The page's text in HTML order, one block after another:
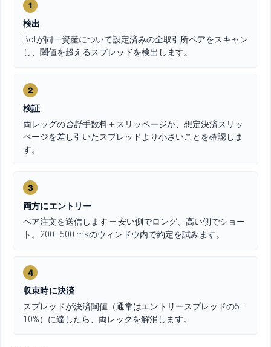
1
検出
Botが同一資産について設定済みの全取引所ペアをスキャン
し、閾値を超えるスプレッドを検出します。
2
検証
両レッグの合計手数料 + スリッページが、想定決済スリッ
ページを差し引いたスプレッドより小さいことを確認しま
す。
3
両方にエントリー
ペア注文を送信します — 安い側でロング、高い側でショー
ト。200–500 msのウィンドウ内で約定を試みます。
4
収束時に決済
スプレッドが決済閾値（通常はエントリースプレッドの5–
10%）に達したら、両レッグを解消します。